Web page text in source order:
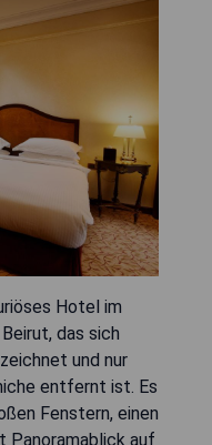
Hotel im
das sich
und nur
entfernt ist. Es
Fenstern, einen
Panoramablick auf